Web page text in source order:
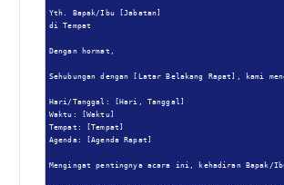
Yth. Bapak/Ibu [Jabatan]
di Tempat
Dengan hormat,
Sehubungan dengan [Latar Belakang Rapat], kami
Hari/Tanggal: [Hari, Tanggal]
Waktu: [Waktu]
Tempat: [Tempat]
Agenda: [Agenda Rapat]
Mengingat pentingnya acara ini, kehadiran Bapak/